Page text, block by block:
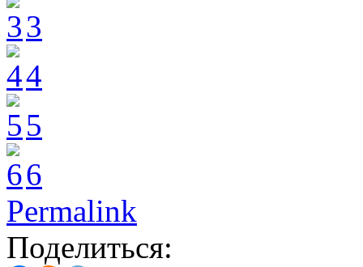
3
4
5
6
Permalink
Поделиться: